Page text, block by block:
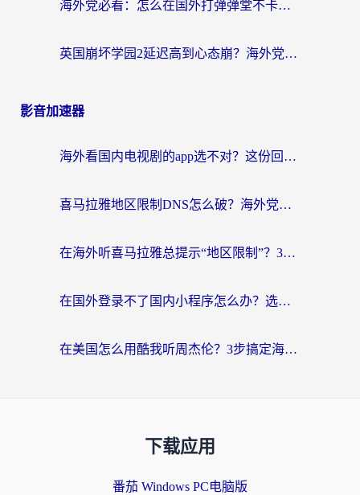
海外党必看：怎么在国外打弹弹堂不卡？番茄加速器亲测指南
英国崩坏学园2延迟高到心态崩？海外党国服游戏加速终极指南
影音加速器
海外看国内电视剧的app选不对？这份回国加速器避坑指南帮你流畅追剧
喜马拉雅地区限制DNS怎么破？海外党听国内音乐听书的终极解决方案
在海外听喜马拉雅总提示“地区限制”？3步轻松解除+听国内音乐全攻略
在国外登录不了国内小程序怎么办？选对回国加速器，轻松解锁国内资源
在美国怎么用酷我听周杰伦？3步搞定海外听歌难题
下载应用
番茄 Windows PC电脑版